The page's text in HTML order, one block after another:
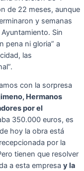
de 22 meses, aunque
y semanas
Sin
pena ni gloria” a
las
con la sorpresa
Hermanos
por el
350.000 euros, es
hoy la obra está
por la
tienen que resolver
a esta empresa y la